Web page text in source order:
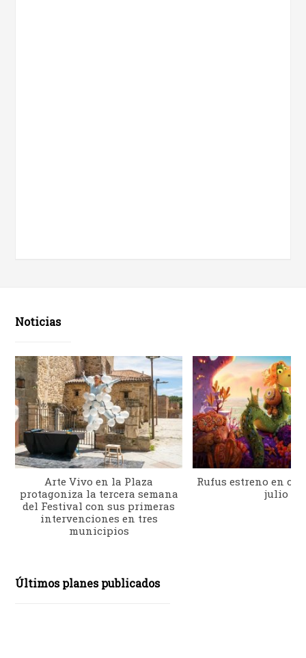
Noticias
Arte Vivo en la Plaza
protagoniza la tercera semana
del Festival con sus primeras
intervenciones en tres
municipios
Rufus estreno en
julio
Últimos planes publicados